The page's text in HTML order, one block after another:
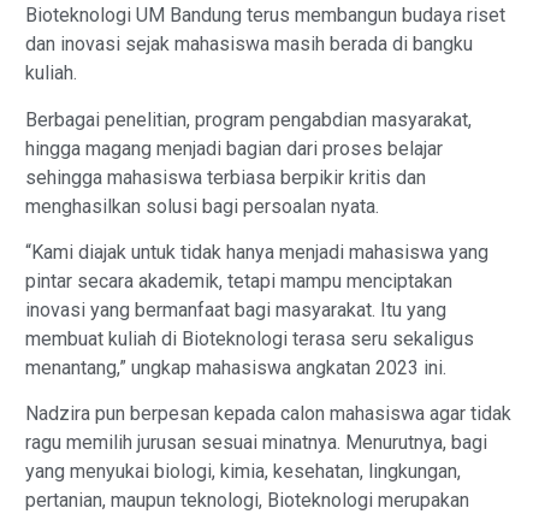
Bioteknologi UM Bandung terus membangun budaya riset
dan inovasi sejak mahasiswa masih berada di bangku
kuliah.
Berbagai penelitian, program pengabdian masyarakat,
hingga magang menjadi bagian dari proses belajar
sehingga mahasiswa terbiasa berpikir kritis dan
menghasilkan solusi bagi persoalan nyata.
“Kami diajak untuk tidak hanya menjadi mahasiswa yang
pintar secara akademik, tetapi mampu menciptakan
inovasi yang bermanfaat bagi masyarakat. Itu yang
membuat kuliah di Bioteknologi terasa seru sekaligus
menantang,” ungkap mahasiswa angkatan 2023 ini.
Nadzira pun berpesan kepada calon mahasiswa agar tidak
ragu memilih jurusan sesuai minatnya. Menurutnya, bagi
yang menyukai biologi, kimia, kesehatan, lingkungan,
pertanian, maupun teknologi, Bioteknologi merupakan